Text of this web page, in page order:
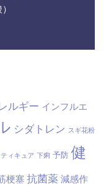
ルギー インフルエ
シダトレン スギ花粉
ティキュア 下痢 予防 健
梗塞 抗菌薬 減感作